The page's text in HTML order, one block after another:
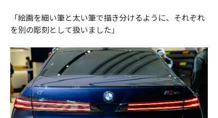
「絵画を細い筆と太い筆で描き分けるように、それぞれ
を別の彫刻として扱いました」